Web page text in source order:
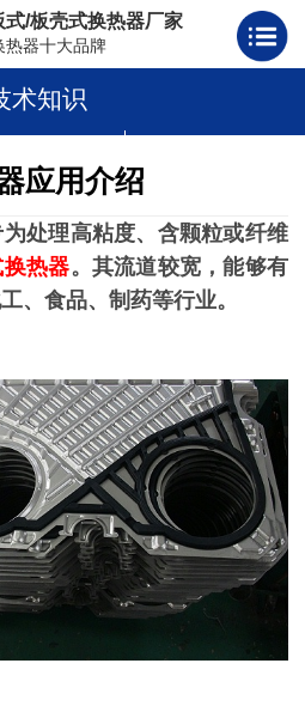
式/板壳式换热器厂家
热器十大品牌
壳式换热器
术知识
应用介绍
为处理高粘度、含颗粒或纤维
热器。其流道较宽，能够有
、食品、制药等行业。